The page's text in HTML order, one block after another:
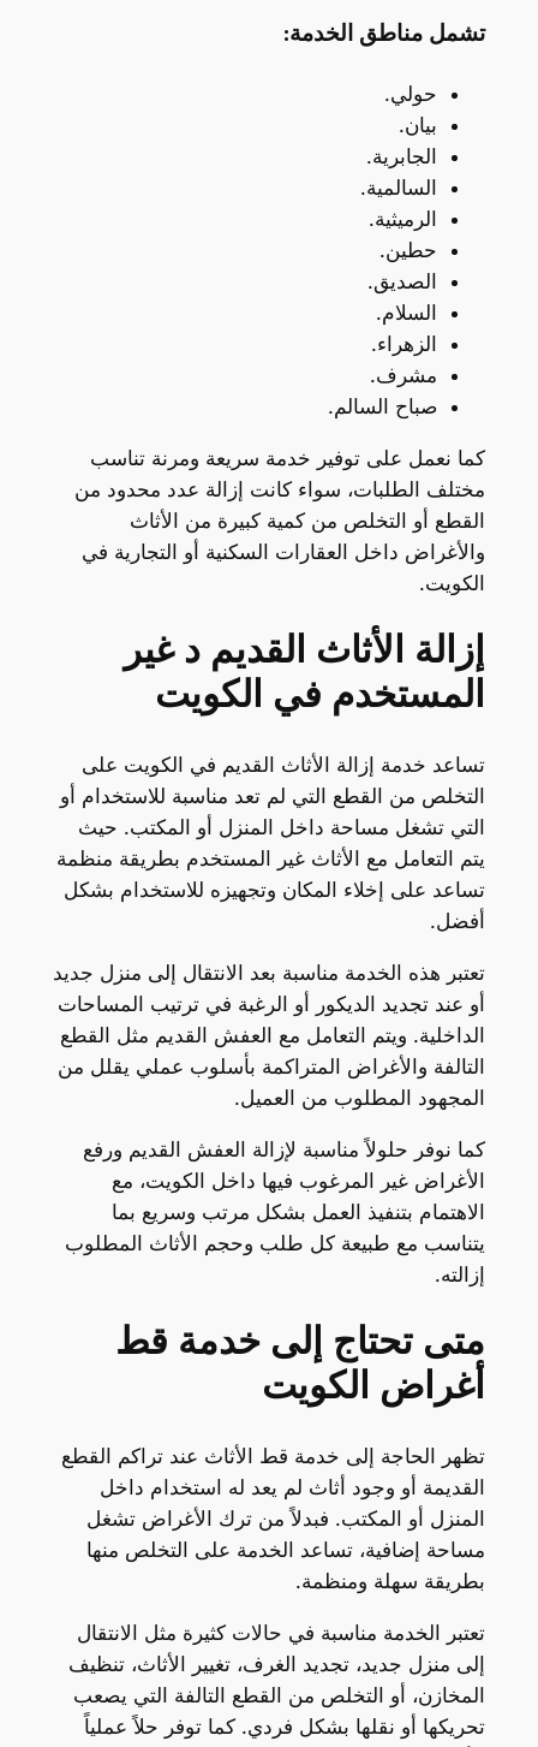
تشمل مناطق الخدمة:
حولي.
بيان.
الجابرية.
السالمية.
الرميثية.
حطين.
الصديق.
السلام.
الزهراء.
مشرف.
صباح السالم.
كما نعمل على توفير خدمة سريعة ومرنة تناسب
مختلف الطلبات، سواء كانت إزالة عدد محدود من
القطع أو التخلص من كمية كبيرة من الأثاث
والأغراض داخل العقارات السكنية أو التجارية في
الكويت.
إزالة الأثاث القديم د غير
المستخدم في الكويت
تساعد خدمة إزالة الأثاث القديم في الكويت على
التخلص من القطع التي لم تعد مناسبة للاستخدام أو
التي تشغل مساحة داخل المنزل أو المكتب. حيث
يتم التعامل مع الأثاث غير المستخدم بطريقة منظمة
تساعد على إخلاء المكان وتجهيزه للاستخدام بشكل
أفضل.
تعتبر هذه الخدمة مناسبة بعد الانتقال إلى منزل جديد
أو عند تجديد الديكور أو الرغبة في ترتيب المساحات
الداخلية. ويتم التعامل مع العفش القديم مثل القطع
التالفة والأغراض المتراكمة بأسلوب عملي يقلل من
المجهود المطلوب من العميل.
كما نوفر حلولاً مناسبة لإزالة العفش القديم ورفع
الأغراض غير المرغوب فيها داخل الكويت، مع
الاهتمام بتنفيذ العمل بشكل مرتب وسريع بما
يتناسب مع طبيعة كل طلب وحجم الأثاث المطلوب
إزالته.
متى تحتاج إلى خدمة قط
أغراض الكويت
تظهر الحاجة إلى خدمة قط الأثاث عند تراكم القطع
القديمة أو وجود أثاث لم يعد له استخدام داخل
المنزل أو المكتب. فبدلاً من ترك الأغراض تشغل
مساحة إضافية، تساعد الخدمة على التخلص منها
بطريقة سهلة ومنظمة.
تعتبر الخدمة مناسبة في حالات كثيرة مثل الانتقال
إلى منزل جديد، تجديد الغرف، تغيير الأثاث، تنظيف
المخازن، أو التخلص من القطع التالفة التي يصعب
تحريكها أو نقلها بشكل فردي. كما توفر حلاً عملياً